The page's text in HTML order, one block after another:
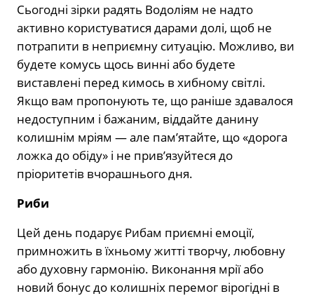
Сьогодні зірки радять Водоліям не надто
активно користуватися дарами долі, щоб не
потрапити в неприємну ситуацію. Можливо, ви
будете комусь щось винні або будете
виставлені перед кимось в хибному світлі.
Якщо вам пропонують те, що раніше здавалося
недоступним і бажаним, віддайте данину
колишнім мріям — але пам’ятайте, що «дорога
ложка до обіду» і не прив’язуйтеся до
пріоритетів вчорашнього дня.
Риби
Цей день подарує Рибам приємні емоції,
примножить в їхньому житті творчу, любовну
або духовну гармонію. Виконання мрії або
новий бонус до колишніх перемог вірогідні в